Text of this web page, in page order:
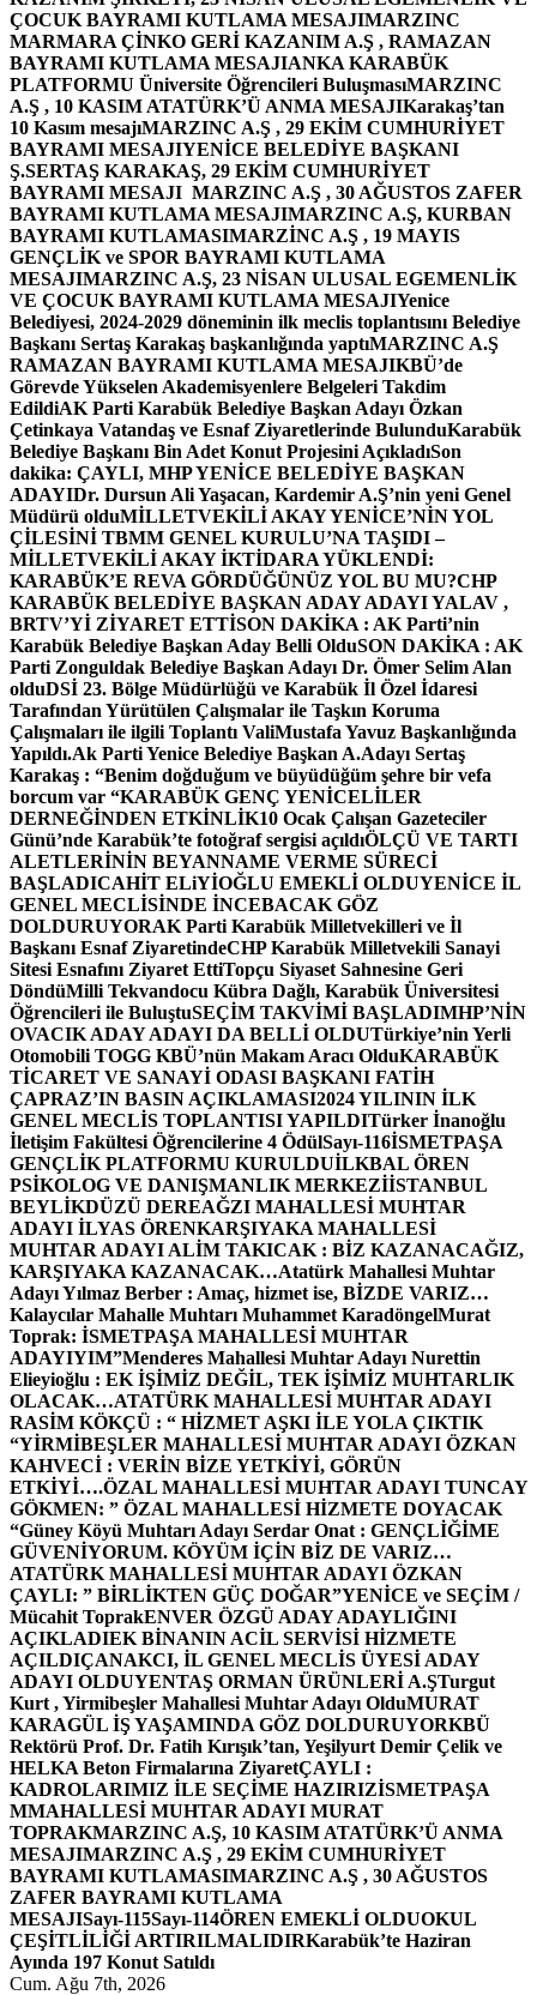
ÇOCUK BAYRAMI KUTLAMA MESAJIMARZINC
MARMARA ÇİNKO GERİ KAZANIM A.Ş , RAMAZAN
BAYRAMI KUTLAMA MESAJIANKA KARABÜK
PLATFORMU Üniversite Öğrencileri BuluşmasıMARZINC
A.Ş , 10 KASIM ATATÜRK’Ü ANMA MESAJIKarakaş’tan
10 Kasım mesajıMARZINC A.Ş , 29 EKİM CUMHURİYET
BAYRAMI MESAJIYENİCE BELEDİYE BAŞKANI
Ş.SERTAŞ KARAKAŞ, 29 EKİM CUMHURİYET
BAYRAMI MESAJI MARZINC A.Ş , 30 AĞUSTOS ZAFER
BAYRAMI KUTLAMA MESAJIMARZINC A.Ş, KURBAN
BAYRAMI KUTLAMASIMARZİNC A.Ş , 19 MAYIS
GENÇLİK ve SPOR BAYRAMI KUTLAMA
MESAJIMARZINC A.Ş, 23 NİSAN ULUSAL EGEMENLİK
VE ÇOCUK BAYRAMI KUTLAMA MESAJIYenice
Belediyesi, 2024-2029 döneminin ilk meclis toplantısını Belediye
Başkanı Sertaş Karakaş başkanlığında yaptıMARZINC A.Ş
RAMAZAN BAYRAMI KUTLAMA MESAJIKBÜ’de
Görevde Yükselen Akademisyenlere Belgeleri Takdim
EdildiAK Parti Karabük Belediye Başkan Adayı Özkan
Çetinkaya Vatandaş ve Esnaf Ziyaretlerinde BulunduKarabük
Belediye Başkanı Bin Adet Konut Projesini AçıkladıSon
dakika: ÇAYLI, MHP YENİCE BELEDİYE BAŞKAN
ADAYIDr. Dursun Ali Yaşacan, Kardemir A.Ş’nin yeni Genel
Müdürü olduMİLLETVEKİLİ AKAY YENİCE’NİN YOL
ÇİLESİNİ TBMM GENEL KURULU’NA TAŞIDI –
MİLLETVEKİLİ AKAY İKTİDARA YÜKLENDİ:
KARABÜK’E REVA GÖRDÜĞÜNÜZ YOL BU MU?CHP
KARABÜK BELEDİYE BAŞKAN ADAY ADAYI YALAV ,
BRTV’Yİ ZİYARET ETTİSON DAKİKA : AK Parti’nin
Karabük Belediye Başkan Aday Belli OlduSON DAKİKA : AK
Parti Zonguldak Belediye Başkan Adayı Dr. Ömer Selim Alan
olduDSİ 23. Bölge Müdürlüğü ve Karabük İl Özel İdaresi
Tarafından Yürütülen Çalışmalar ile Taşkın Koruma
Çalışmaları ile ilgili Toplantı ValiMustafa Yavuz Başkanlığında
Yapıldı.Ak Parti Yenice Belediye Başkan A.Adayı Sertaş
Karakaş : “Benim doğduğum ve büyüdüğüm şehre bir vefa
borcum var “KARABÜK GENÇ YENİCELİLER
DERNEĞİNDEN ETKİNLİK10 Ocak Çalışan Gazeteciler
Günü’nde Karabük’te fotoğraf sergisi açıldıÖLÇÜ VE TARTI
ALETLERİNİN BEYANNAME VERME SÜRECİ
BAŞLADICAHİT ELiYİOĞLU EMEKLİ OLDUYENİCE İL
GENEL MECLİSİNDE İNCEBACAK GÖZ
DOLDURUYORAK Parti Karabük Milletvekilleri ve İl
Başkanı Esnaf ZiyaretindeCHP Karabük Milletvekili Sanayi
Sitesi Esnafını Ziyaret EttiTopçu Siyaset Sahnesine Geri
DöndüMilli Tekvandocu Kübra Dağlı, Karabük Üniversitesi
Öğrencileri ile BuluştuSEÇİM TAKVİMİ BAŞLADIMHP’NİN
OVACIK ADAY ADAYI DA BELLİ OLDUTürkiye’nin Yerli
Otomobili TOGG KBÜ’nün Makam Aracı OlduKARABÜK
TİCARET VE SANAYİ ODASI BAŞKANI FATİH
ÇAPRAZ’IN BASIN AÇIKLAMASI2024 YILININ İLK
GENEL MECLİS TOPLANTISI YAPILDITürker İnanoğlu
İletişim Fakültesi Öğrencilerine 4 ÖdülSayı-116İSMETPAŞA
GENÇLİK PLATFORMU KURULDUİLKBAL ÖREN
PSİKOLOG VE DANIŞMANLIK MERKEZİİSTANBUL
BEYLİKDÜZÜ DEREAĞZI MAHALLESİ MUHTAR
ADAYI İLYAS ÖRENKARŞIYAKA MAHALLESİ
MUHTAR ADAYI ALİM TAKICAK : BİZ KAZANACAĞIZ,
KARŞIYAKA KAZANACAK…Atatürk Mahallesi Muhtar
Adayı Yılmaz Berber : Amaç, hizmet ise, BİZDE VARIZ…
Kalaycılar Mahalle Muhtarı Muhammet KaradöngelMurat
Toprak: İSMETPAŞA MAHALLESİ MUHTAR
ADAYIYIM”Menderes Mahallesi Muhtar Adayı Nurettin
Elieyioğlu : EK İŞİMİZ DEĞİL, TEK İŞİMİZ MUHTARLIK
OLACAK…ATATÜRK MAHALLESİ MUHTAR ADAYI
RASİM KÖKÇÜ : “ HİZMET AŞKI İLE YOLA ÇIKTIK
“YİRMİBEŞLER MAHALLESİ MUHTAR ADAYI ÖZKAN
KAHVECİ : VERİN BİZE YETKİYİ, GÖRÜN
ETKİYİ….ÖZAL MAHALLESİ MUHTAR ADAYI TUNCAY
GÖKMEN: ” ÖZAL MAHALLESİ HİZMETE DOYACAK
“Güney Köyü Muhtarı Adayı Serdar Onat : GENÇLİĞİME
GÜVENİYORUM. KÖYÜM İÇİN BİZ DE VARIZ…
ATATÜRK MAHALLESİ MUHTAR ADAYI ÖZKAN
ÇAYLI: ” BİRLİKTEN GÜÇ DOĞAR”YENİCE ve SEÇİM /
Mücahit ToprakENVER ÖZGÜ ADAY ADAYLIĞINI
AÇIKLADIEK BİNANIN ACİL SERVİSİ HİZMETE
AÇILDIÇANAKCI, İL GENEL MECLİS ÜYESİ ADAY
ADAYI OLDUYENTAŞ ORMAN ÜRÜNLERİ A.ŞTurgut
Kurt , Yirmibeşler Mahallesi Muhtar Adayı OlduMURAT
KARAGÜL İŞ YAŞAMINDA GÖZ DOLDURUYORKBÜ
Rektörü Prof. Dr. Fatih Kırışık’tan, Yeşilyurt Demir Çelik ve
HELKA Beton Firmalarına ZiyaretÇAYLI :
KADROLARIMIZ İLE SEÇİME HAZIRIZİSMETPAŞA
MMAHALLESİ MUHTAR ADAYI MURAT
TOPRAKMARZINC A.Ş, 10 KASIM ATATÜRK’Ü ANMA
MESAJIMARZINC A.Ş , 29 EKİM CUMHURİYET
BAYRAMI KUTLAMASIMARZINC A.Ş , 30 AĞUSTOS
ZAFER BAYRAMI KUTLAMA
MESAJISayı-115Sayı-114ÖREN EMEKLİ OLDUOKUL
ÇEŞİTLİLİĞİ ARTIRILMALIDIRKarabük’te Haziran
Ayında 197 Konut Satıldı
Cum. Ağu 7th, 2026